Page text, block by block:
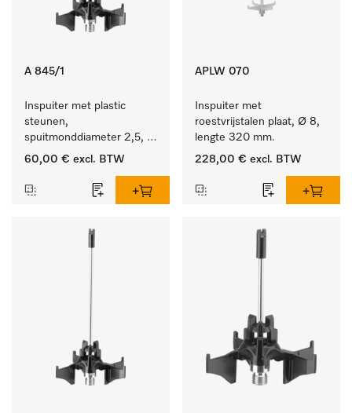
A 845/1
Inspuiter met plastic
steunen,
spuitmonddiameter 2,5,
lengte 125 mm, 5 stuks.
60,00 € excl. BTW
APLW 070
Inspuiter met
roestvrijstalen plaat, Ø 8,
lengte 320 mm.
228,00 € excl. BTW